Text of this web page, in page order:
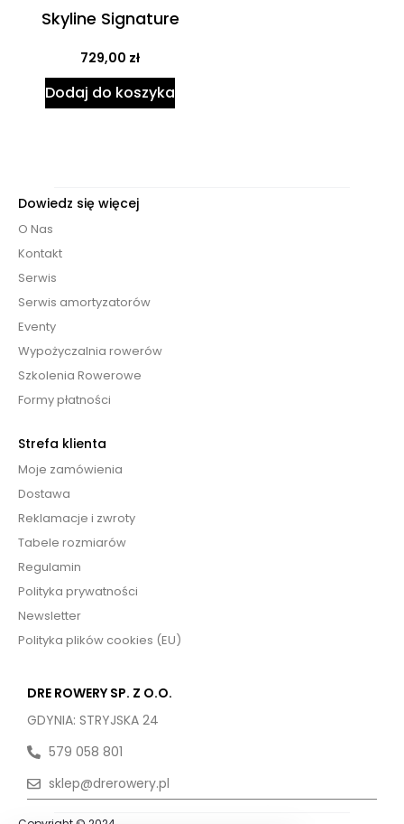
Skyline Signature
729,00 zł
Dodaj do koszyka
Dowiedz się więcej
O Nas
Kontakt
Serwis
Serwis amortyzatorów
Eventy
Wypożyczalnia rowerów
Szkolenia Rowerowe
Formy płatności
Strefa klienta
Moje zamówienia
Dostawa
Reklamacje i zwroty
Tabele rozmiarów
Regulamin
Polityka prywatności
Newsletter
Polityka plików cookies (EU)
DRE ROWERY SP. Z O.O.
GDYNIA: STRYJSKA 24
579 058 801
sklep@drerowery.pl